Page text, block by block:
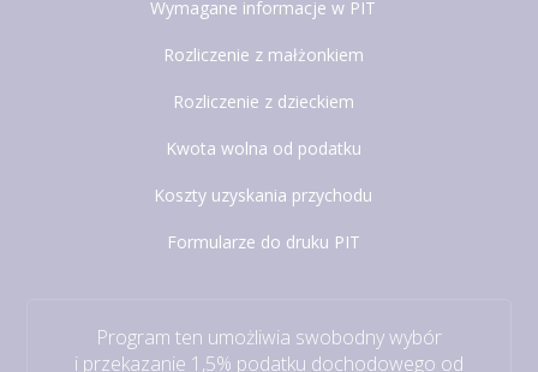
Wymagane informacje w PIT
Rozliczenie z małżonkiem
Rozliczenie z dzieckiem
Kwota wolna od podatku
Koszty uzyskania przychodu
Formularze do druku PIT
Program ten umożliwia swobodny wybór
i przekazanie 1,5% podatku dochodowego od